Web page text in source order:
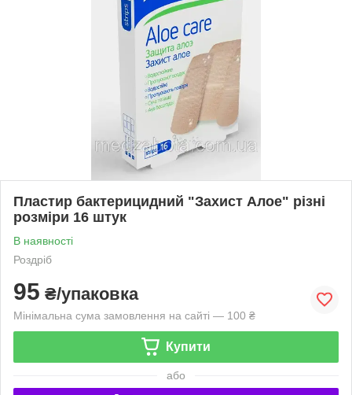
Пластир бактерицидний "Захист Алое" різні
розміри 16 штук
В наявності
Роздріб
95 ₴/упаковка
Мінімальна сума замовлення на сайті — 100 ₴
Купити
або